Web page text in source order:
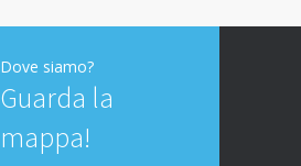
Dove siamo?
Guarda la
mappa!